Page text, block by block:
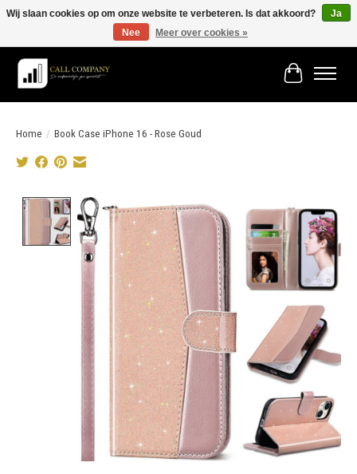
Vóór 19:00 besteld morgen in huis!
Winkelwagen
Home / Book Case iPhone 16 - Rose Goud
Product image slideshow Items
Wij slaan cookies op om onze website te verbeteren. Is dat akkoord?
Ja
Nee
Meer over cookies »